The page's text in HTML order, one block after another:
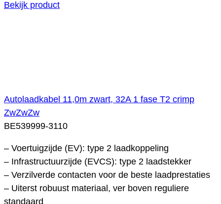
Bekijk product
Autolaadkabel 11,0m zwart, 32A 1 fase T2 crimp
ZwZwZw
BE539999-3110
– Voertuigzijde (EV): type 2 laadkoppeling
– Infrastructuurzijde (EVCS): type 2 laadstekker
– Verzilverde contacten voor de beste laadprestaties
– Uiterst robuust materiaal, ver boven reguliere
standaard